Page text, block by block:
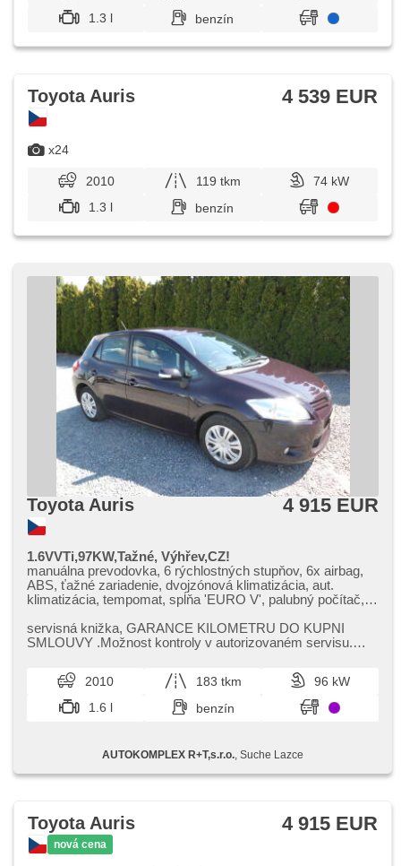
1.3 l
benzín
x24
Toyota Auris 4 539 EUR
2010 119 tkm
74 kW
1.3 l
benzín
Toyota Auris 4 915 EUR
1.6VVTi,97KW,Tažné, Výhřev,CZ!
manuálna prevodovka, 6 rýchlostných stupňov, 6x airbag,
ABS, ťažné zariadenie, dvojzónová klimatizácia, aut.
klimatizácia, tempomat, spĺňa 'EURO V', palubný počítač,
rezervné koleso, el. zrkadlá, imobilizér, centrál diaľkový,
isofix, aut. aktivácia výstražných svetlometov, hmlové
vyhrievané zrkadlá, delené zadné sedadlá, vnútorný
teplomer, zadný stierač, tónované sklá
servisná knižka,​ GARANCE KILOMETRU DO KUPNI
SMLOUVY .Možnost kontroly v autorizovaném servisu.
2010 183 tkm
96 kW
1.6 l
benzín
AUTOKOMPLEX R+T,s.r.o. , Suche Lazce
Toyota Auris
nová cena
4 915 EUR